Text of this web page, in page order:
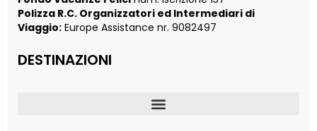
Polizza R.C. Organizzatori ed Intermediari di
Viaggio: Europe Assistance nr. 9082497
DESTINAZIONI